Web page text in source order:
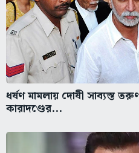
ধর্ষণ মামলায় দোষী সাব্যস্ত
কারাদণ্ডের...